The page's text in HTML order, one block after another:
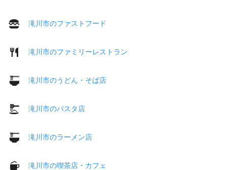
滝川市のファストフード
滝川市のファミリーレストラン
滝川市のうどん・そば店
滝川市のパスタ店
滝川市のラーメン店
滝川市の喫茶店・カフェ